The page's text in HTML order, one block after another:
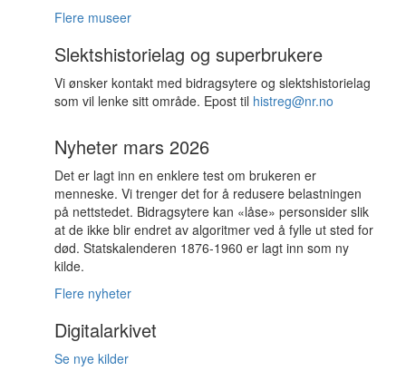
Flere museer
Slektshistorielag og superbrukere
Vi ønsker kontakt med bidragsytere og slektshistorielag
som vil lenke sitt område. Epost til histreg@nr.no
Nyheter mars 2026
Det er lagt inn en enklere test om brukeren er
menneske. Vi trenger det for å redusere belastningen
på nettstedet. Bidragsytere kan «låse» personsider slik
at de ikke blir endret av algoritmer ved å fylle ut sted for
død. Statskalenderen 1876-1960 er lagt inn som ny
kilde.
Flere nyheter
Digitalarkivet
Se nye kilder